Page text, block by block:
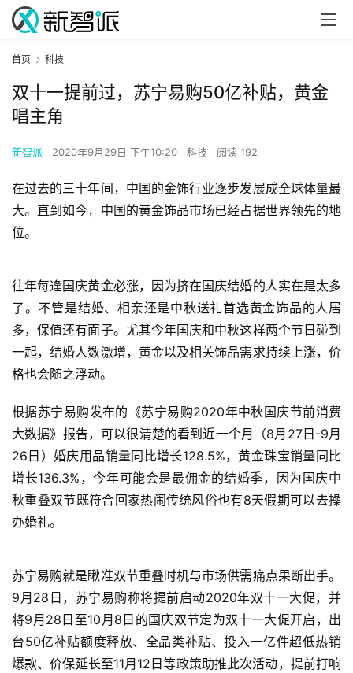
首页 科技
双十一提前过，苏宁易购50亿补贴，黄金
唱主角
新智派 2020年9月29日 下午10:20 科技 阅读 192
在过去的三十年间，中国的金饰行业逐步发展成全球体量最
大。直到如今，中国的黄金饰品市场已经占据世界领先的地
位。
往年每逢国庆黄金必涨，因为挤在国庆结婚的人实在是太多
了。不管是结婚、相亲还是中秋送礼首选黄金饰品的人居
多，保值还有面子。尤其今年国庆和中秋这样两个节日碰到
一起，结婚人数激增，黄金以及相关饰品需求持续上涨，价
格也会随之浮动。
根据苏宁易购发布的《苏宁易购2020年中秋国庆节前消费
大数据》报告，可以很清楚的看到近一个月（8月27日-9月
26日）婚庆用品销量同比增长128.5%，黄金珠宝销量同比
增长136.3%，今年可能会是最佣金的结婚季，因为国庆中
秋重叠双节既符合回家热闹传统风俗也有8天假期可以去操
办婚礼。
苏宁易购就是瞅准双节重叠时机与市场供需痛点果断出手。
9月28日，苏宁易购称将提前启动2020年双十一大促，并
将9月28日至10月8日的国庆双节定为双十一大促开启，出
台50亿补贴额度释放、全品类补贴、投入一亿件超低热销
爆款、价保延长至11月12日等政策助推此次活动，提前打响